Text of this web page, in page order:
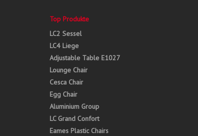
Top Produkte
LC2 Sessel
LC4 Liege
Adjustable Table E1027
Lounge Chair
Cesca Chair
Egg Chair
Aluminium Group
LC Grand Confort
Eames Plastic Chairs